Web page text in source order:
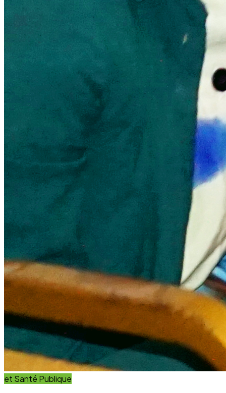
et Innovation
Éducation
Innover avec des solutions éducatives innovantes et
durables.
Découvrir nos projets En savoir plus
Impact Global
+15 Ans
D'engagement au service du développement durable.
Communauté